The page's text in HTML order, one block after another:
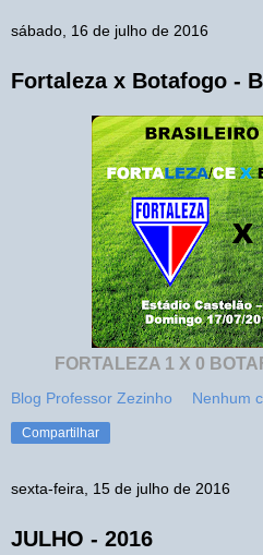
sábado, 16 de julho de 2016
Fortaleza x Botafogo -
FORTALEZA 1 X 0
Blog Professor Zezinho Nenhum
Compartilhar
sexta-feira, 15 de julho de 2016
JULHO - 2016